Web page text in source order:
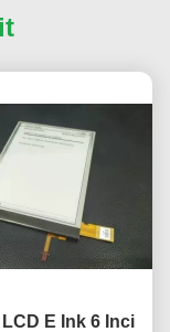
E Ink 6 Inci